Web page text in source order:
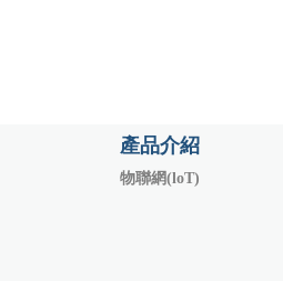
產品介紹
物聯網(loT)